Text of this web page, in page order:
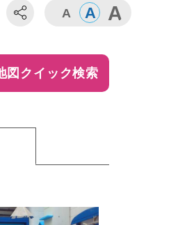
図クイック検索